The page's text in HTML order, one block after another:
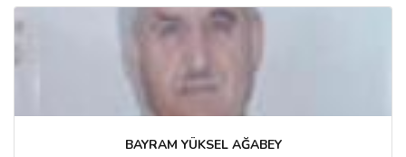
BAYRAM YÜKSEL AĞABEY